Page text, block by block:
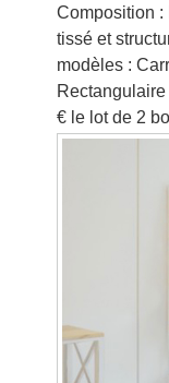
Composition :
tissé et
modèles :
€ le lot de 2